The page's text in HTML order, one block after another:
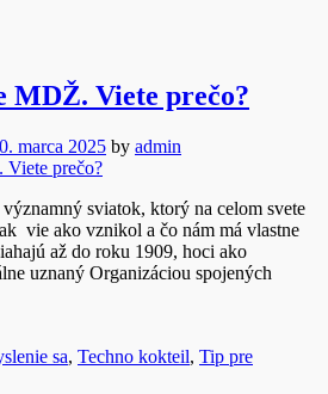
MDŽ. Viete prečo?
marca 2025 by admin
sviatok, ktorý na celom svete
vie ako vznikol a čo nám má vlastne
až do roku 1909, hoci ako
uznaný Organizáciou spojených
sa, Techno kokteil, Tip pre